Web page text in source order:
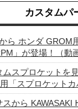
カスタムパ
ら ホンダ GROM
」が登場！（動
ムスプロケットを
「スプロケット
スから KAWASAKI